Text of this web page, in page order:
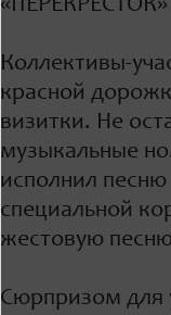
Коллективы-
красной
визитки. Не
музыкальные
исполнил
специальной
жестовую
Сюрпризом для